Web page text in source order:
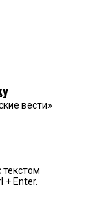
вести»
+ Enter.